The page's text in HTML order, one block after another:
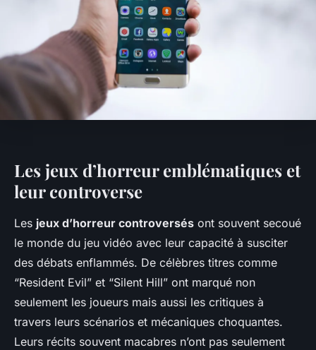
Les jeux d’horreur emblématiques et
leur controverse
Les jeux d’horreur controversés ont souvent secoué
le monde du jeu vidéo avec leur capacité à susciter
des débats enflammés. De célèbres titres comme
“Resident Evil” et “Silent Hill” ont marqué non
seulement les joueurs mais aussi les critiques à
travers leurs scénarios et mécaniques choquantes.
Leurs récits souvent macabres n’ont pas seulement